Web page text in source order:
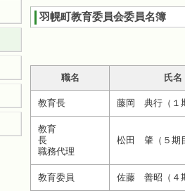
羽幌町教育委員会委員名簿
職名 氏名
教育長 藤岡 典行（１
教育
長
職務代理
松田 肇（５期
教育委員 佐藤 善昭（４